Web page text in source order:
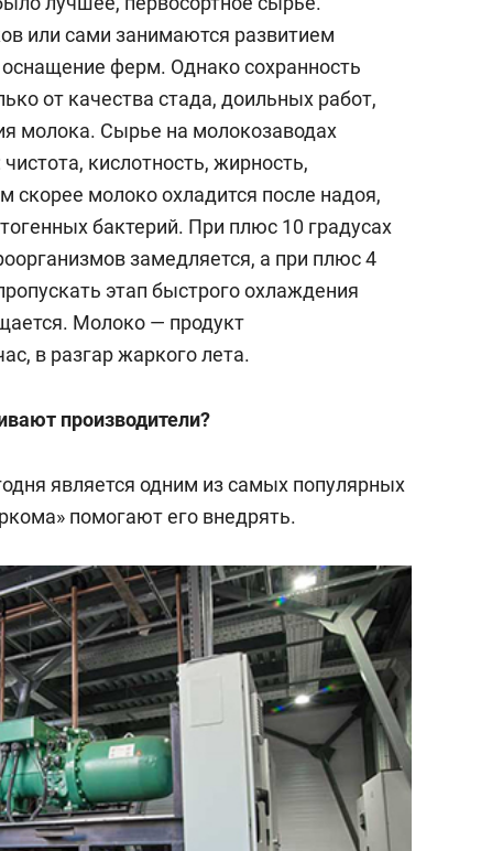
или сами занимаются развитием
ферм. Однако сохранность
от качества стада, доильных работ,
молока. Сырье на молокозаводах
кис­лотность, жирность,
скорее молоко охладится после на­доя,
бактерий. При плюс 10 градусах
замедляется, а при плюс 4
этап бы­строго охлаждения
Молоко — продукт
в разгар жаркого лета.
производители?
является одним из самых популярных
помогают его внедрять.